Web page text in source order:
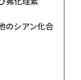
のシアン化合